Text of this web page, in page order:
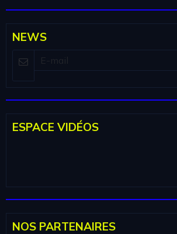
NEWS
ESPACE VIDÉOS
NOS PARTENAIRES